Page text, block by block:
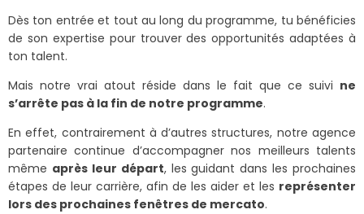
Dès ton entrée et tout au long du programme, tu bénéficies
de son expertise pour trouver des opportunités adaptées à
ton talent.
Mais notre vrai atout réside dans le fait que ce suivi ne
s’arrête pas à la fin de notre programme.
En effet, contrairement à d’autres structures, notre agence
partenaire continue d’accompagner nos meilleurs talents
même après leur départ, les guidant dans les prochaines
étapes de leur carrière, afin de les aider et les représenter
lors des prochaines fenêtres de mercato.